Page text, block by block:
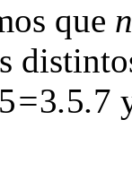
que n
=3.5.7